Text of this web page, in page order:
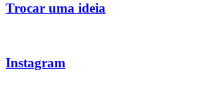
Trocar uma ideia
Instagram